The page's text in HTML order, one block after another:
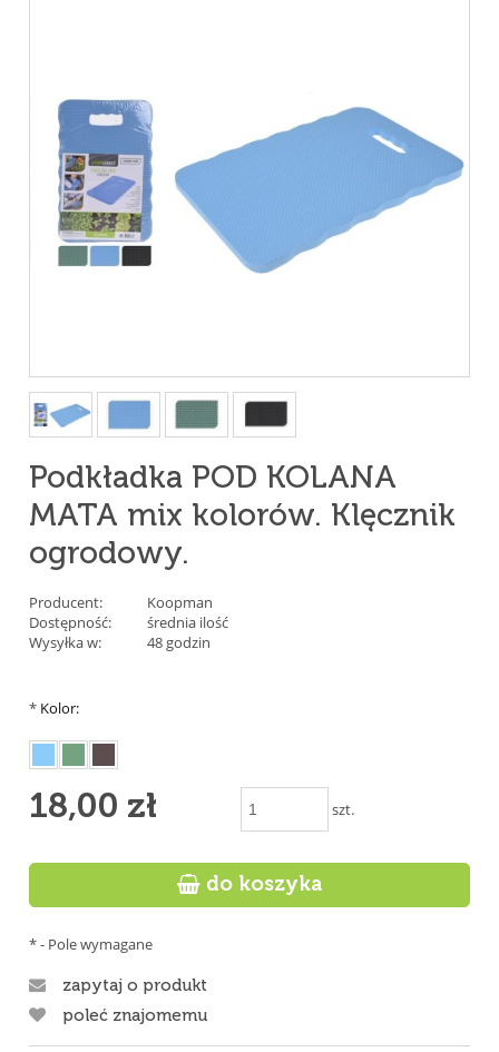
Podkładka POD KOLANA
MATA mix kolorów. Klęcznik
ogrodowy.
Producent:
Koopman
Dostępność:
średnia ilość
Wysyłka w:
48 godzin
* Kolor:
18,00 zł szt.
 do koszyka
*- Pole wymagane
zapytaj o produkt
poleć znajomemu